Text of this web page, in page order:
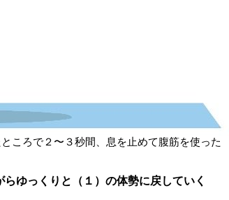
ころで２〜３秒間、息を止めて腹筋を使った
ゆっくりと（１）の体勢に戻していく